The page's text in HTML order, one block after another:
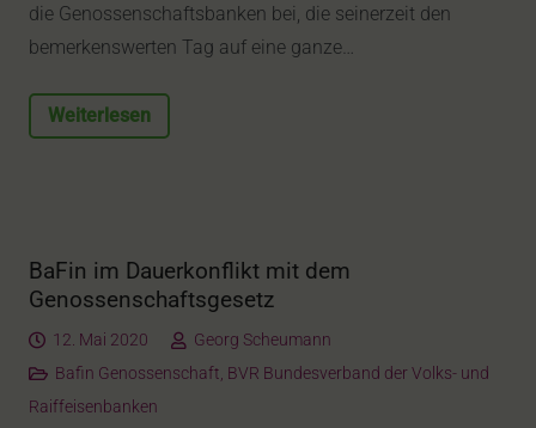
die Genossenschaftsbanken bei, die seinerzeit den
bemerkenswerten Tag auf eine ganze…
Weiterlesen
BaFin im Dauerkonflikt mit dem
Genossenschaftsgesetz
12. Mai 2020
Georg Scheumann
Bafin Genossenschaft, BVR Bundesverband der Volks- und
Raiffeisenbanken